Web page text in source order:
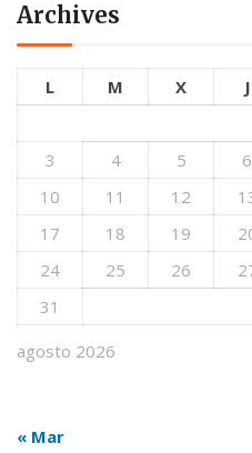
Archives
agosto 2026
L M X J
3
4 5 6
10
11 12
17
18 19
24
25 26
31
« Mar